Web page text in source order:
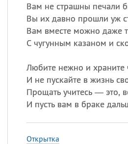
Вам не страшны печали
Вы их давно прошли уж
Вам вместе можно даже
С чугунным казаном и
Любите нежно и храните
И не пускайте в жизнь
Прощать учитесь — это,
И пусть вам в браке
Открытка